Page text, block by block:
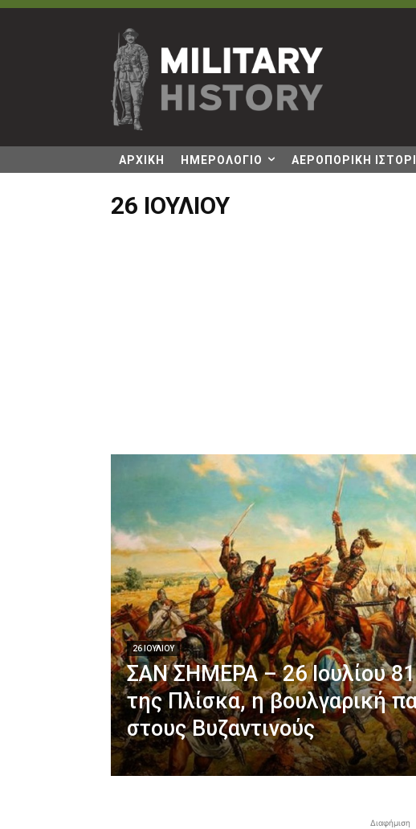
ΑΡΧΙΚΗ ΗΜΕΡΟΛΟΓΙΟ ΑΕΡΟΠΟΡΙΚΗ
26 ΙΟΥΛΊΟΥ
26 ΙΟΥΛΊΟΥ
ΣΑΝ ΣΗΜΕΡΑ – 26 Ιουλίου
της Πλίσκα, η βουλγαρική
στους Βυζαντινούς
Διαφήμιση